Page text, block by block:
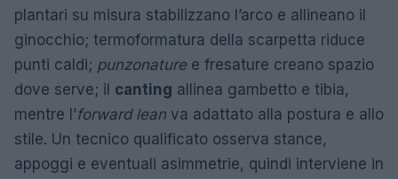
plantari su misura stabilizzano l’arco e allineano il
ginocchio; termoformatura della scarpetta riduce
punti caldi; punzonaturee fresature creano spazio
dove serve; il canting allinea gambetto e tibia,
mentre l’forward lean va adattato alla postura e allo
stile. Un tecnico qualificato osserva stance,
appoggi e eventuali asimmetrie, quindi interviene in